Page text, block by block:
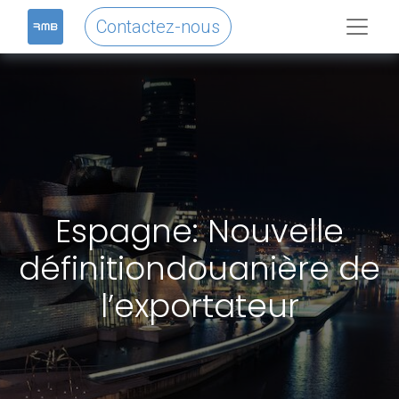
Contactez-nous
Espagne: Nouvelle
définitiondouanière de
l’exportateur